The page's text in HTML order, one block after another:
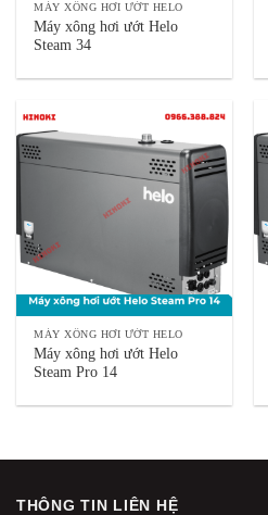
MÁY XÔNG HƠI ƯỚT HELO
Máy xông hơi ướt Helo
Steam 34
MÁY XÔNG HƠI ƯỚT HELO
Máy xông hơi ướt Helo
Steam Pro 14
THÔNG TIN LIÊN HỆ